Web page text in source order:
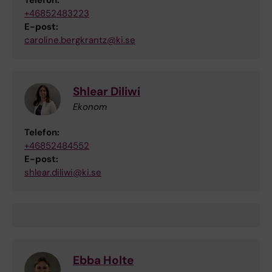
+46852483223
E-post:
caroline.bergkrantz@ki.se
Shlear Diliwi
Ekonom
Telefon:
+46852484552
E-post:
shlear.diliwi@ki.se
Ebba Holte